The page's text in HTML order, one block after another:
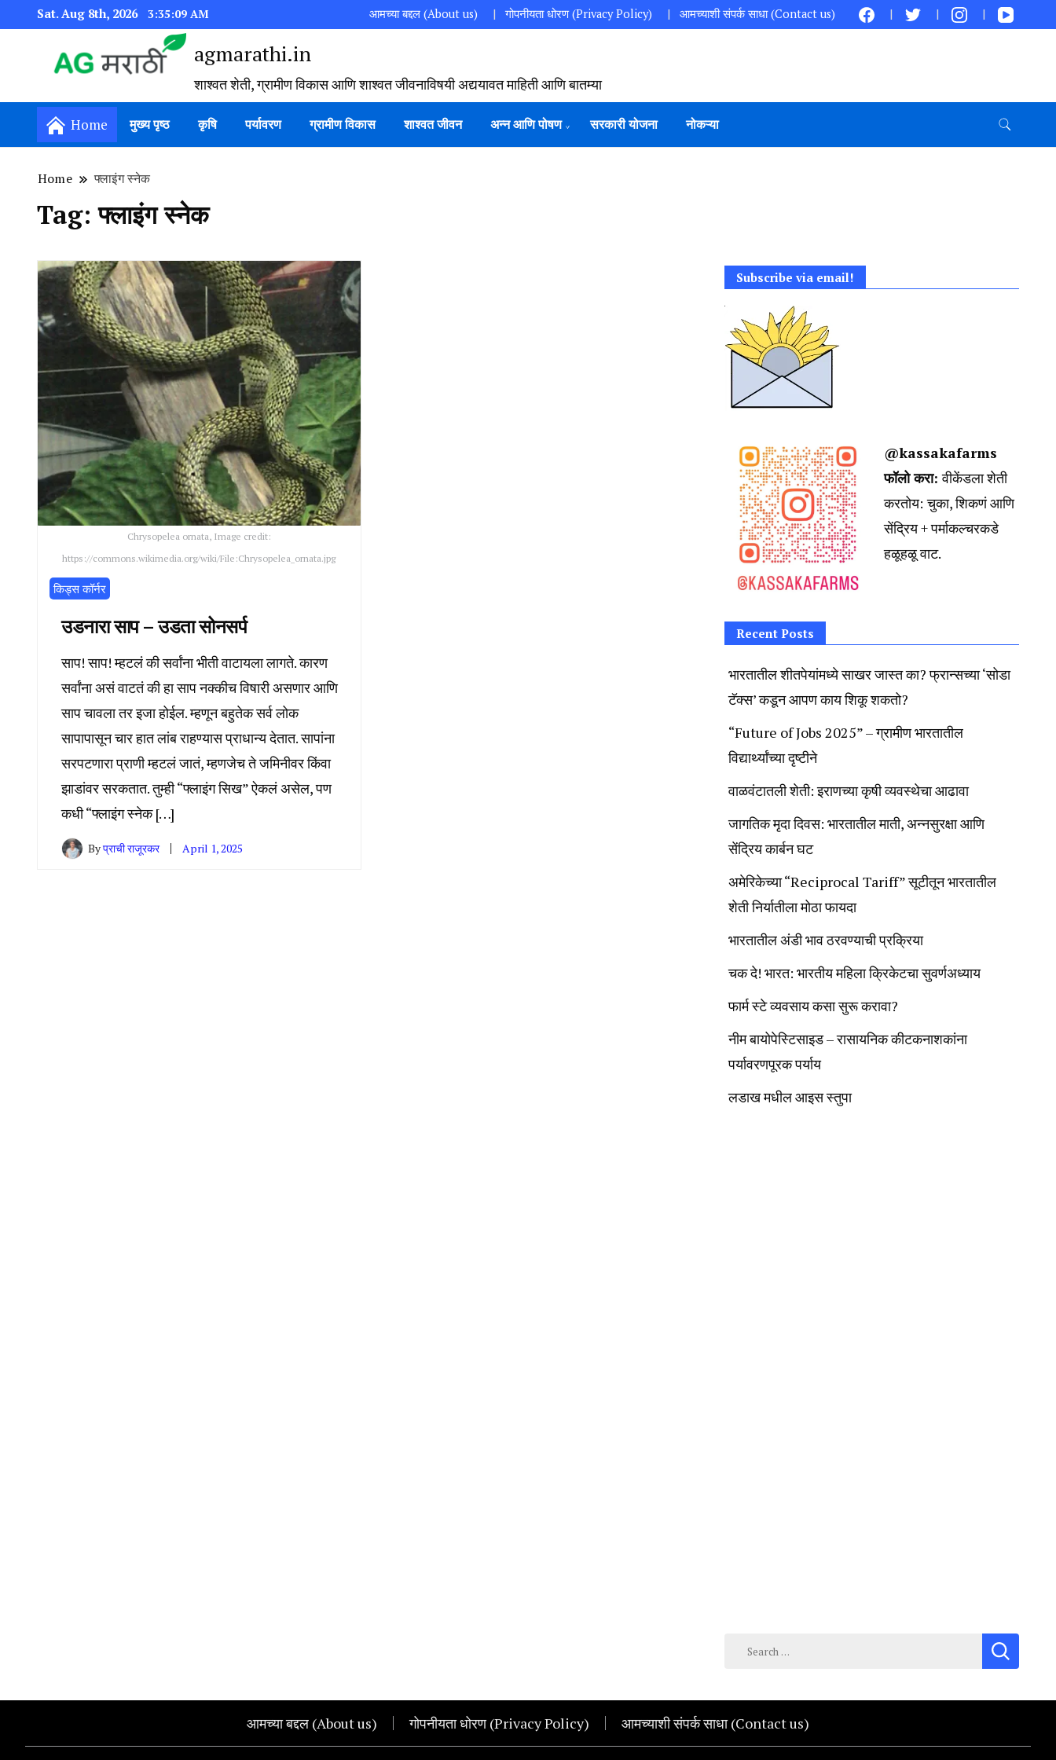
Sat. Aug 8th, 2026 3:35:09 AM आमच्या बद्दल (About us) गोपनीयता धोरण (Privacy Policy) आमच्याशी संपर्क साधा (Contact us)
agmarathi.in
शाश्वत शेती, ग्रामीण विकास आणि शाश्वत जीवनाविषयी अद्ययावत माहिती आणि बातम्या
Home मुख्य पृष्ठ कृषि पर्यावरण ग्रामीण विकास शाश्वत जीवन अन्न आणि पोषण सरकारी योजना नोकऱ्या
Home फ्लाइंग स्नेक
Tag:फ्लाइंग स्नेक
Chrysopelea ornata, Image credit:
https://commons.wikimedia.org/wiki/File:Chrysopelea_ornata.jpg
किड्स कॉर्नर
उडनारा साप – उडता सोनसर्प
साप! साप! म्हटलं की सर्वांना भीती वाटायला लागते. कारण
सर्वांना असं वाटतं की हा साप नक्कीच विषारी असणार आणि
साप चावला तर इजा होईल. म्हणून बहुतेक सर्व लोक
सापापासून चार हात लांब राहण्यास प्राधान्य देतात. सापांना
सरपटणारा प्राणी म्हटलं जातं, म्हणजेच ते जमिनीवर किंवा
झाडांवर सरकतात. तुम्ही “फ्लाइंग सिख” ऐकलं असेल, पण
कधी “फ्लाइंग स्नेक […]
Byप्राची राजूरकर April 1, 2025
Subscribe via email!
@kassakafarms
फॉलो करा:वीकेंडला शेती
करतोय: चुका, शिकणं आणि
सेंद्रिय + पर्माकल्चरकडे
हळूहळू वाट.
Recent Posts
भारतातील शीतपेयांमध्ये साखर जास्त का? फ्रान्सच्या ‘सोडा
टॅक्स’ कडून आपण काय शिकू शकतो?
“Future of Jobs 2025” – ग्रामीण भारतातील
विद्यार्थ्यांच्या दृष्टीने
वाळवंटातली शेती: इराणच्या कृषी व्यवस्थेचा आढावा
जागतिक मृदा दिवस: भारतातील माती, अन्नसुरक्षा आणि
सेंद्रिय कार्बन घट
अमेरिकेच्या “Reciprocal Tariff” सूटीतून भारतातील
शेती निर्यातीला मोठा फायदा
भारतातील अंडी भाव ठरवण्याची प्रक्रिया
चक दे! भारत: भारतीय महिला क्रिकेटचा सुवर्णअध्याय
फार्म स्टे व्यवसाय कसा सुरू करावा?
नीम बायोपेस्टिसाइड – रासायनिक कीटकनाशकांना
पर्यावरणपूरक पर्याय
लडाख मधील आइस स्तुपा
Search
आमच्या बद्दल (About us) गोपनीयता धोरण (Privacy Policy) आमच्याशी संपर्क साधा (Contact us)